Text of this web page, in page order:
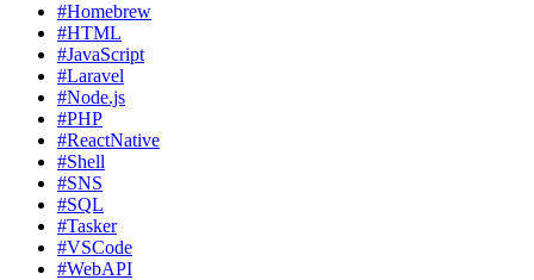
#Homebrew
#HTML
#JavaScript
#Laravel
#Node.js
#PHP
#ReactNative
#Shell
#SNS
#SQL
#Tasker
#VSCode
#WebAPI